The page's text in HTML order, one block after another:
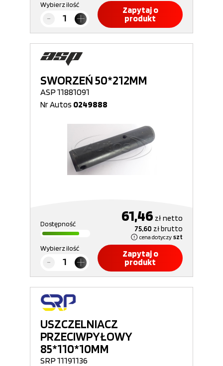
Wybierz ilość
Zapytaj o
produkt
SWORZEŃ 50*212MM
ASP 11881091
Nr Autos 0249888
Dostępność 61,46 złnetto
75,60 złbrutto
cena dotyczy szt
Wybierz ilość
Zapytaj o
produkt
USZCZELNIACZ
PRZECIWPYŁOWY
85*110*10MM
SRP 11191136